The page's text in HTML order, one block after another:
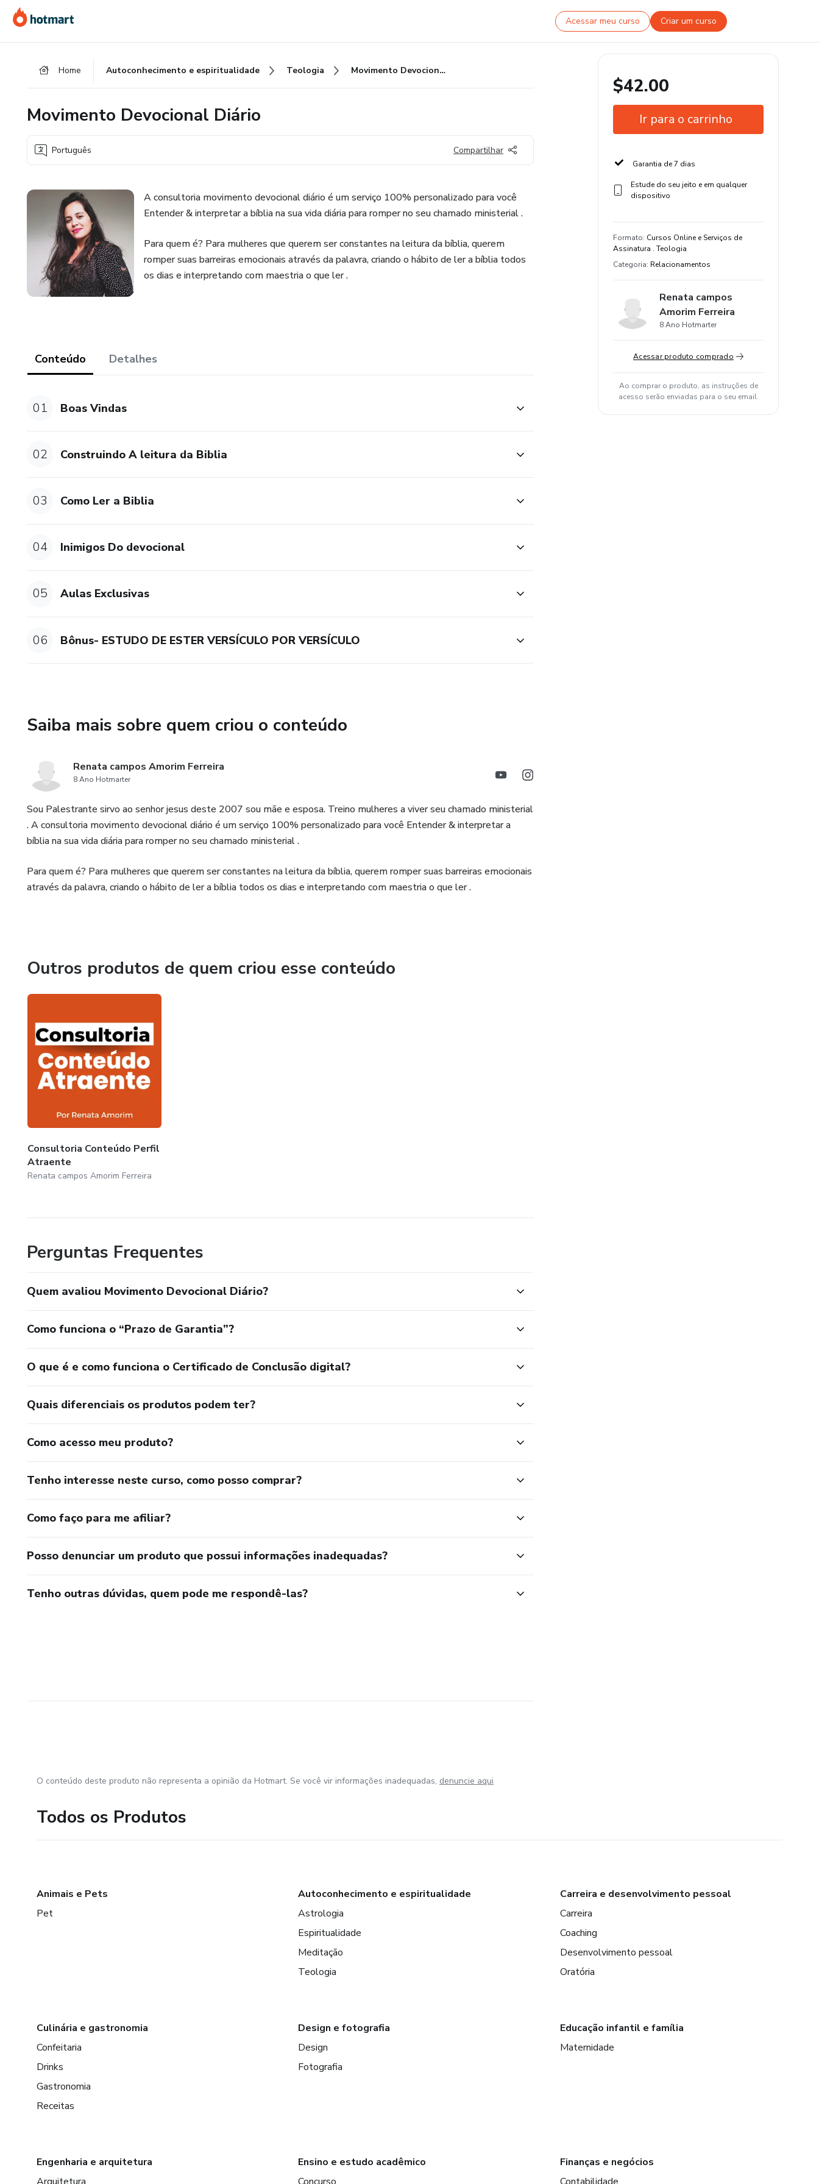
para
o
para
o
para
o
Acessar meu curso Criar um curso
Home Autoconhecimento e espiritualidade Teologia Movimento Devocional Diário
Movimento Devocional Diário
Português Compartilhar
A consultoria movimento devocional diário é um serviço 100% personalizado para você
Entender & interpretar a bíblia na sua vida diária para romper no seu chamado ministerial .
Para quem é? Para mulheres que querem ser constantes na leitura da bíblia, querem
romper suas barreiras emocionais através da palavra, criando o hábito de ler a bíblia todos
os dias e interpretando com maestria o que ler .
Conteúdo Detalhes
01 Boas Vindas
02 Construindo A leitura da Biblia
03 Como Ler a Biblia
04 Inimigos Do devocional
05 Aulas Exclusivas
06 Bônus- ESTUDO DE ESTER VERSÍCULO POR VERSÍCULO
Saiba mais sobre quem criou o conteúdo
Renata campos Amorim Ferreira
8 Ano Hotmarter
Sou Palestrante sirvo ao senhor jesus deste 2007 sou mãe e esposa. Treino mulheres a viver seu chamado ministerial
. A consultoria movimento devocional diário é um serviço 100% personalizado para você Entender & interpretar a
bíblia na sua vida diária para romper no seu chamado ministerial .
Para quem é? Para mulheres que querem ser constantes na leitura da bíblia, querem romper suas barreiras emocionais
através da palavra, criando o hábito de ler a bíblia todos os dias e interpretando com maestria o que ler .
Outros produtos de quem criou esse conteúdo
Consultoria Conteúdo Perfil
Atraente
Renata campos Amorim Ferreira
Perguntas Frequentes
Quem avaliou Movimento Devocional Diário?
Como funciona o “Prazo de Garantia”?
O que é e como funciona o Certificado de Conclusão digital?
Quais diferenciais os produtos podem ter?
Como acesso meu produto?
Tenho interesse neste curso, como posso comprar?
Como faço para me afiliar?
Posso denunciar um produto que possui informações inadequadas?
Tenho outras dúvidas, quem pode me respondê-las?
$42.00
Ir para o carrinho
Garantia de 7 dias
Estude do seu jeito e em qualquer
dispositivo
Formato: Cursos Online e Serviços de
Assinatura . Teologia
Categoria: Relacionamentos
Renata campos
Amorim Ferreira
8 Ano Hotmarter
Acessar produto comprado
Ao comprar o produto, as instruções de
acesso serão enviadas para o seu email.
O conteúdo deste produto não representa a opinião da Hotmart. Se você vir informações inadequadas, denuncie aqui
Todos os Produtos
Animais e Pets
Pet
Autoconhecimento e espiritualidade
Astrologia
Espiritualidade
Meditação
Teologia
Carreira e desenvolvimento pessoal
Carreira
Coaching
Desenvolvimento pessoal
Oratória
Culinária e gastronomia
Confeitaria
Drinks
Gastronomia
Receitas
Design e fotografia
Design
Fotografia
Educação infantil e família
Maternidade
Engenharia e arquitetura
Ensino e estudo acadêmico
Finanças e negócios